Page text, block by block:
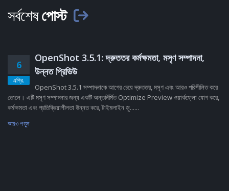
সর্বশেষপোস্ট
6
এপ্রি.
OpenShot 3.5.1: দ্রুততর কর্মক্ষমতা, মসৃণ সম্পাদনা,
উন্নত প্রিভিউ
OpenShot 3.5.1 সম্পাদনাকে আগের চেয়ে দ্রুততর, মসৃণ এবং আরও পরিশীলিত করে
তোলে। এটি মসৃণ সম্পাদনার জন্য একটি অন্তর্নির্মিত Optimize Preview ওয়ার্কফ্লো যোগ করে,
কর্মক্ষমতা এবং প্রতিক্রিয়াশীলতা উন্নত করে, টাইমলাইন জু......
আরও পড়ুন